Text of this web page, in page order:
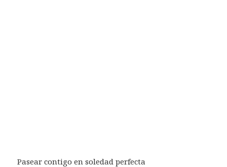
Pasear contigo en soledad perfecta